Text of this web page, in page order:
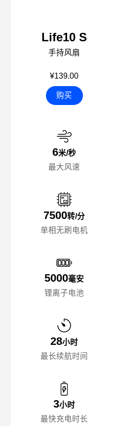
Life10 S
手持风扇
¥139.00
购买
6米/秒
最大风速
7500转/分
单相无刷电机
5000毫安
锂离子电池
28小时
最长续航时间
3小时
最快充电时长